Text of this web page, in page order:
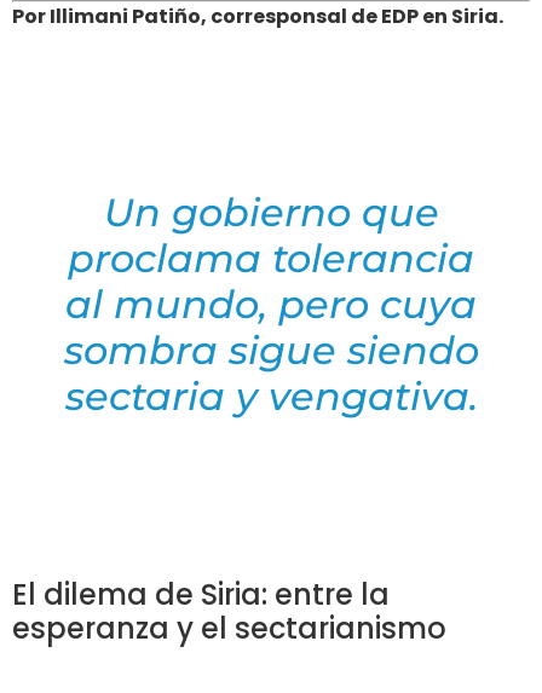
Por Illimani Patiño, corresponsal de EDP en Siria.
Un gobierno que
proclama tolerancia
al mundo, pero cuya
sombra sigue siendo
sectaria y vengativa.
El dilema de Siria: entre la
esperanza y el sectarianismo